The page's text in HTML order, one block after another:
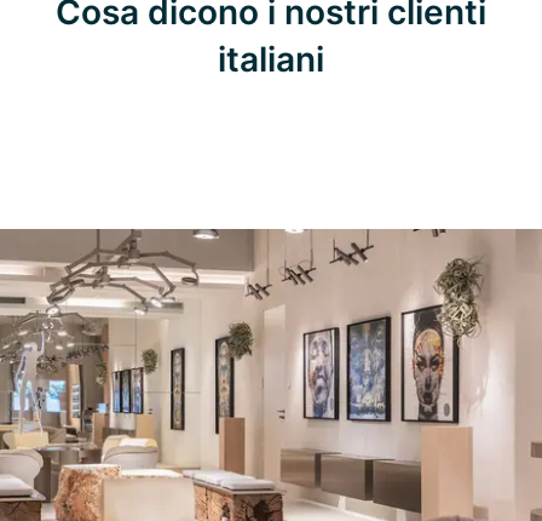
Cosa dicono i nostri clienti
italiani